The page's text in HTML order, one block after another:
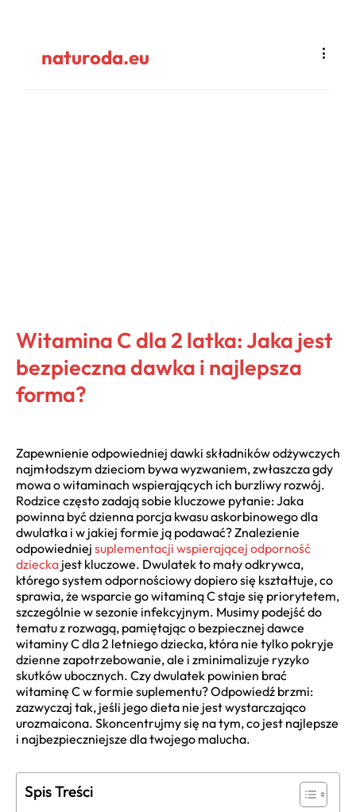
naturoda.eu
Witamina C dla 2 latka: Jaka jest
bezpieczna dawka i najlepsza
forma?
Zapewnienie odpowiedniej dawki składników odżywczych
najmłodszym dzieciom bywa wyzwaniem, zwłaszcza gdy
mowa o witaminach wspierających ich burzliwy rozwój.
Rodzice często zadają sobie kluczowe pytanie: Jaka
powinna być dzienna porcja kwasu askorbinowego dla
dwulatka i w jakiej formie ją podawać? Znalezienie
odpowiedniej suplementacji wspierającej odporność
dziecka jest kluczowe. Dwulatek to mały odkrywca,
którego system odpornościowy dopiero się kształtuje, co
sprawia, że wsparcie go witaminą C staje się priorytetem,
szczególnie w sezonie infekcyjnym. Musimy podejść do
tematu z rozwagą, pamiętając o bezpiecznej dawce
witaminy C dla 2 letniego dziecka, która nie tylko pokryje
dzienne zapotrzebowanie, ale i zminimalizuje ryzyko
skutków ubocznych. Czy dwulatek powinien brać
witaminę C w formie suplementu? Odpowiedź brzmi:
zazwyczaj tak, jeśli jego dieta nie jest wystarczająco
urozmaicona. Skoncentrujmy się na tym, co jest najlepsze
i najbezpieczniejsze dla twojego malucha.
Spis Treści